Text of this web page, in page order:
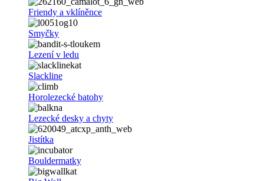
Friendy a vklíněnce
Smyčky
Lezení v ledu
Slackline
Horolezecké batohy
Lezecké desky a chyty
Jistítka
Bouldermatky